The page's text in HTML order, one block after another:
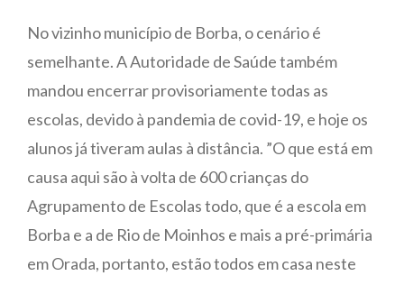
No vizinho município de Borba, o cenário é
semelhante. A Autoridade de Saúde também
mandou encerrar provisoriamente todas as
escolas, devido à pandemia de covid-19, e hoje os
alunos já tiveram aulas à distância. ”O que está em
causa aqui são à volta de 600 crianças do
Agrupamento de Escolas todo, que é a escola em
Borba e a de Rio de Moinhos e mais a pré-primária
em Orada, portanto, estão todos em casa neste